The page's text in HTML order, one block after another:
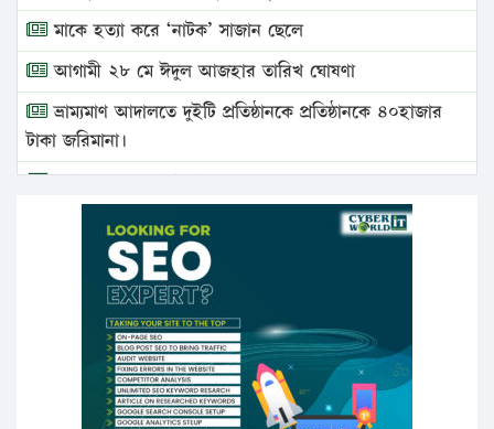
মাকে হত্যা করে ‘নাটক’ সাজান ছেলে
আগামী ২৮ মে ঈদুল আজহার তারিখ ঘোষণা
ভ্রাম্যমাণ আদালতে দুইটি প্রতিষ্ঠানকে প্রতিষ্ঠানকে ৪০হাজার
টাকা জরিমানা।
এবার লঞ্চের ভাড়া বাড়ল
১৭ থেকে ২১ শতাংশ বিদ্যুতের দাম বাড়ানোর প্রস্তাব পিডিবির
১৬ মে চাঁদপুর ও ২৫ মে ফেনী সফরে যাবেন প্রধানমন্ত্রী
উচ্চশিক্ষায় গৌরবময় অর্জন: পূর্ণ স্কলারশিপে যুক্তরাষ্ট্রে
পিএইচডি করছেন কুয়েটের কৃতি…
সারা দেশে বজ্রাঘাতে ১৪ জনের প্রাণহানি
কঠোর হচ্ছে এসএসসি ও এইচএসসি পরীক্ষা